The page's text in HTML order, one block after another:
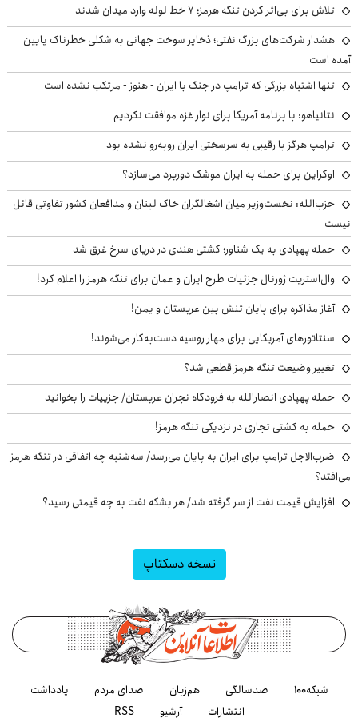
تلاش برای بی‌اثر کردن تنگه هرمز؛ ۷ خط لوله وارد میدان شدند
هشدار شرکت‌های بزرگ نفتی؛ ذخایر سوخت جهانی به شکلی خطرناک پایین
آمده است
تنها اشتباه بزرگی که ترامپ در جنگ با ایران - هنوز - مرتکب نشده است
نتانیاهو: با برنامه آمریکا برای نوار غزه موافقت نکردیم
ترامپ هرگز با رقیبی به سرسختی ایران روبه‌رو نشده بود
اوکراین برای حمله به ایران موشک دوربرد می‌سازد؟
حزب‌الله: نخست‌وزیر میان اشغالگران خاک لبنان و مدافعان کشور تفاوتی قائل
نیست
حمله پهپادی به یک شناور؛ کشتی هندی در دریای سرخ غرق شد
وال‌استریت ژورنال جزئیات طرح ایران و عمان برای تنگه هرمز را اعلام کرد!
آغاز مذاکره برای پایان تنش بین عربستان و یمن!
سنتاتورهای آمریکایی برای مهار روسیه دست‌به‌کار می‌شوند!
تغییر وضیعت تنگه هرمز قطعی شد؟
حمله پهپادی انصارالله به فرودگاه نجران عربستان/ جزییات را بخوانید
حمله به کشتی تجاری در نزدیکی تنگه هرمز!
ضرب‌الاجل ترامپ برای ایران به پایان می‌رسد/ سه‌شنبه چه اتفاقی در تنگه هرمز
می‌افتد؟
افزایش قیمت نفت از سر گرفته شد/ هر بشکه نفت به چه قیمتی رسید؟
نسخه دسکتاپ
شبکه۱۰۰ صدسالگی هم‌زبان صدای مردم
یادداشت
انتشارات
آرشیو RSS